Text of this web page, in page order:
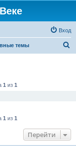
Вход
темы
1 из 1
1 из 1
Перейти